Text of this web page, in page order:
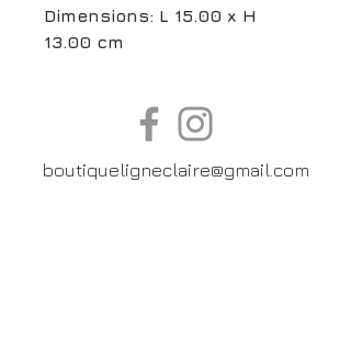
Dimensions: L 15.00 x H
13.00 cm
boutiqueligneclaire@gmail.com